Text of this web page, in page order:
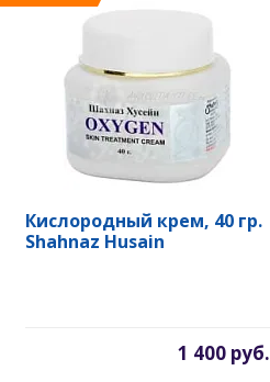
Кислородный крем, 40 гр.
Shahnaz Husain
1 400 руб.